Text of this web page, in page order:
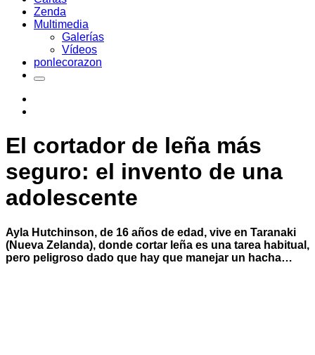
Zenda
Multimedia
Galerías
Vídeos
ponlecorazon
El cortador de leña más
seguro: el invento de una
adolescente
Ayla Hutchinson, de 16 años de edad, vive en Taranaki
(Nueva Zelanda), donde cortar leña es una tarea habitual,
pero peligroso dado que hay que manejar un hacha…